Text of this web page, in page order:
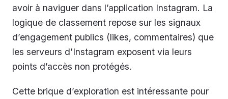
avoir à naviguer dans l’application Instagram. La
logique de classement repose sur les signaux
d’engagement publics (likes, commentaires) que
les serveurs d’Instagram exposent via leurs
points d’accès non protégés.
Cette brique d’exploration est intéressante pour